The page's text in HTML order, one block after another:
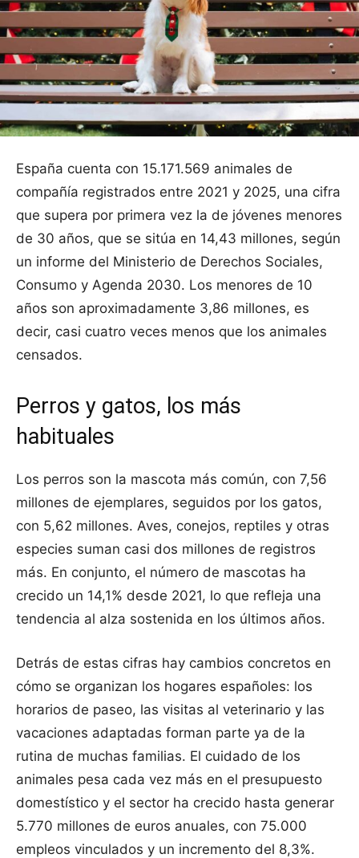
España cuenta con 15.171.569 animales de
compañía registrados entre 2021 y 2025, una cifra
que supera por primera vez la de jóvenes menores
de 30 años, que se sitúa en 14,43 millones, según
un informe del Ministerio de Derechos Sociales,
Consumo y Agenda 2030. Los menores de 10
años son aproximadamente 3,86 millones, es
decir, casi cuatro veces menos que los animales
censados.
Perros y gatos, los más
habituales
Los perros son la mascota más común, con 7,56
millones de ejemplares, seguidos por los gatos,
con 5,62 millones. Aves, conejos, reptiles y otras
especies suman casi dos millones de registros
más. En conjunto, el número de mascotas ha
crecido un 14,1% desde 2021, lo que refleja una
tendencia al alza sostenida en los últimos años.
Detrás de estas cifras hay cambios concretos en
cómo se organizan los hogares españoles: los
horarios de paseo, las visitas al veterinario y las
vacaciones adaptadas forman parte ya de la
rutina de muchas familias. El cuidado de los
animales pesa cada vez más en el presupuesto
domestístico y el sector ha crecido hasta generar
5.770 millones de euros anuales, con 75.000
empleos vinculados y un incremento del 8,3%.